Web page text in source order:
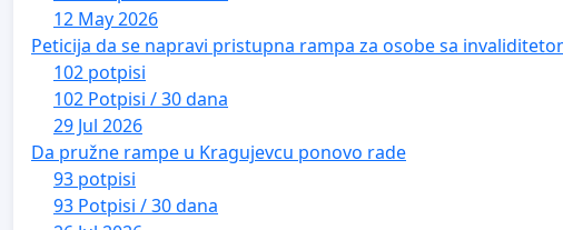
12 May 2026
Peticija da se napravi pristupna rampa za osobe sa
102 potpisi
102 Potpisi / 30 dana
29 Jul 2026
Da pružne rampe u Kragujevcu ponovo rade
93 potpisi
93 Potpisi / 30 dana